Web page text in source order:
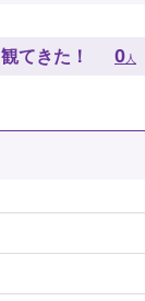
観てきた！ 0 人